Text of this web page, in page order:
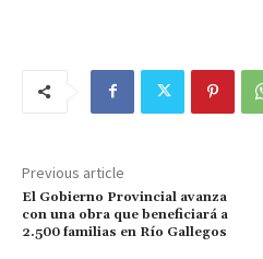
Previous article
El Gobierno Provincial avanza
con una obra que beneficiará a
2.500 familias en Río Gallegos